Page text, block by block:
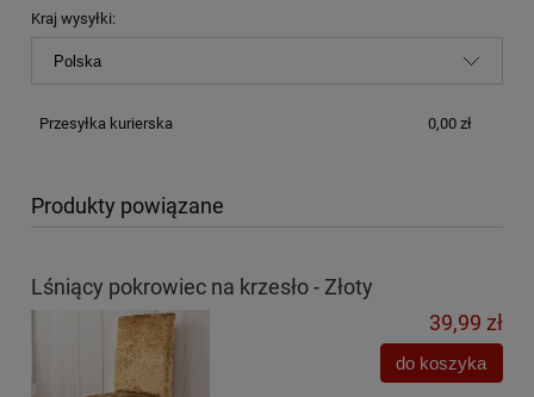
Kraj wysyłki:
Przesyłka kurierska 0,00 zł
Produkty powiązane
Lśniący pokrowiec na krzesło - Złoty
39,99 zł
do koszyka